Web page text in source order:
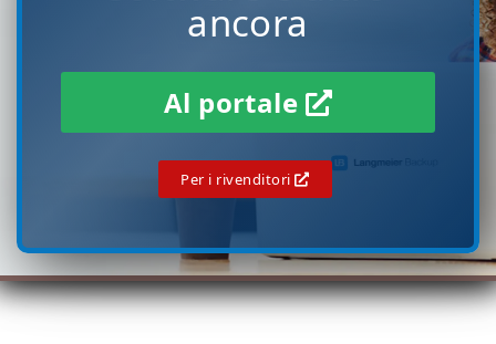
ancora
Al portale
Per i rivenditori